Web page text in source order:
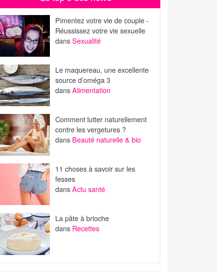
Pimentez votre vie de couple -
Réussissez votre vie sexuelle
dansSexualité
Le maquereau, une excellente
source d’oméga 3
dansAlimentation
Comment lutter naturellement
contre les vergetures ?
dans Beauté naturelle & bio
11 choses à savoir sur les
fesses
dansActu santé
La pâte à brioche
dans Recettes